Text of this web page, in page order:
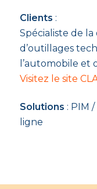
Clients :
Spécialiste de
d’outillages
l’automobile et
Visitez le site
Solutions : PIM
ligne